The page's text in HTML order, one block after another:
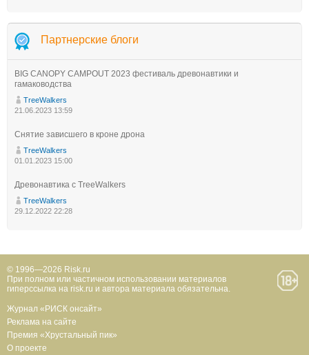
Партнерские блоги
BIG CANOPY CAMPOUT 2023 фестиваль древонавтики и
гамаководства
TreeWalkers
21.06.2023 13:59
Снятие зависшего в кроне дрона
TreeWalkers
01.01.2023 15:00
Древонавтика с TreeWalkers
TreeWalkers
29.12.2022 22:28
© 1996—2026 Risk.ru
При полном или частичном использовании материалов
гиперссылка на risk.ru и автора материала обязательна.
Журнал «РИСК онсайт»
Реклама на сайте
Премия «Хрустальный пик»
О проекте